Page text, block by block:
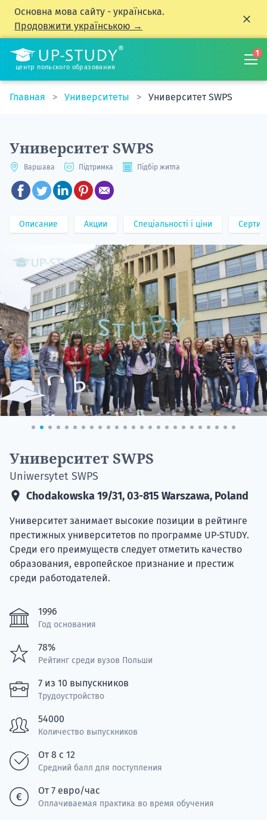
Основна мова сайту - українська.
Продовжити українською →
центр польского образования
1
Главная Университеты Университет SWPS
Университет SWPS
Варшава Підтримка Підбір житла
Описание Акции Спеціальності і ціни
Университет SWPS
Uniwersytet SWPS
Chodakowska 19/31, 03-815 Warszawa, Poland
Университет занимает высокие позиции в рейтинге
престижных университетов по программе UP-STUDY.
Среди его преимуществ следует отметить качество
образования, европейское признание и престиж
среди работодателей.
1996
Год основания
78%
Рейтинг среди вузов Польши
7 из 10 выпускников
Трудоустройство
54000
Количество выпускников
От 8 с 12
Средний балл для поступления
От 7 евро/час
Оплачиваемая практика во время обучения
НАБОР